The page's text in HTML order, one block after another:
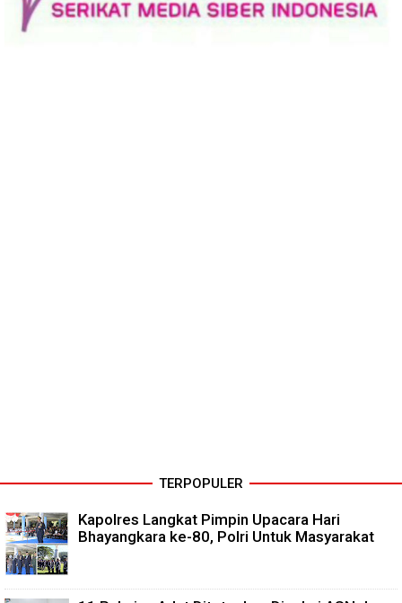
TERPOPULER
Kapolres Langkat Pimpin Upacara Hari
Bhayangkara ke-80, Polri Untuk Masyarakat